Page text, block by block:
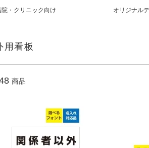
院・クリニック向け
オリジナル
用看板
商品